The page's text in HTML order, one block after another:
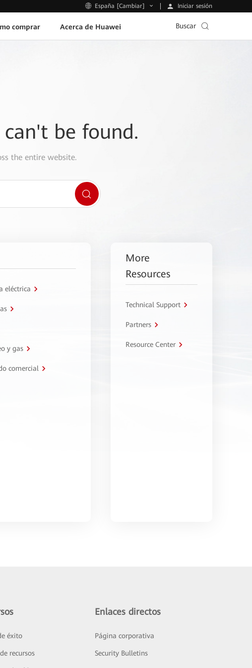
España [Cambiar] Iniciar sesión
comprar Acerca de Huawei Buscar
be found.
the entire website.
eléctrica
y gas
comercial
More
Resources
Technical Support
Partners
Resource Center
éxito
recursos
Enlaces directos
Página corporativa
Security Bulletins